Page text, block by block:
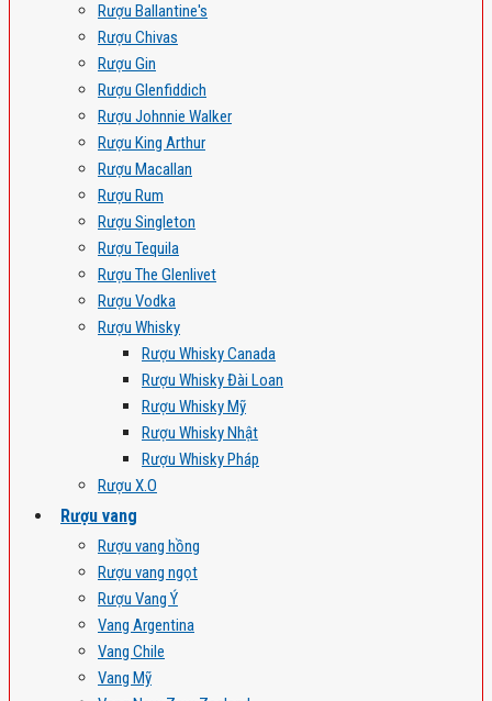
Rượu Ballantine's
Rượu Chivas
Rượu Gin
Rượu Glenfiddich
Rượu Johnnie Walker
Rượu King Arthur
Rượu Macallan
Rượu Rum
Rượu Singleton
Rượu Tequila
Rượu The Glenlivet
Rượu Vodka
Rượu Whisky
Rượu Whisky Canada
Rượu Whisky Đài Loan
Rượu Whisky Mỹ
Rượu Whisky Nhật
Rượu Whisky Pháp
Rượu X.O
Rượu vang
Rượu vang hồng
Rượu vang ngọt
Rượu Vang Ý
Vang Argentina
Vang Chile
Vang Mỹ